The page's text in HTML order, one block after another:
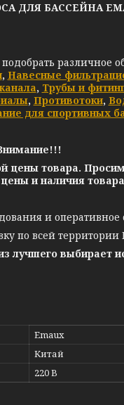
ДЛЯ БАССЕЙНА
различное
, Навесные
, Трубы и
, Противотоки,
для спортивных
цены товара.
цены и наличия
и
по всей территории
лучшего выбирает
Emaux
Китай
220 В